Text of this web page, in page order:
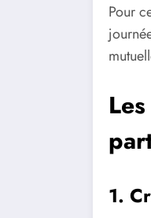
Pour
1.